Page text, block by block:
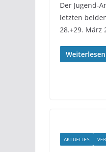
Der Jugend-
letzten
28.+29. März
Weiterlesen
AKTUELLES